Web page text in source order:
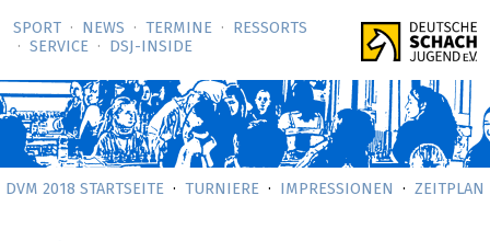
SPORT NEWS TERMINE
RESSORTS
SERVICE
DSJ-­INSIDE
DVM 2018 STARTSEITE TURNIERE IMPRESSIONEN ZEITPLAN